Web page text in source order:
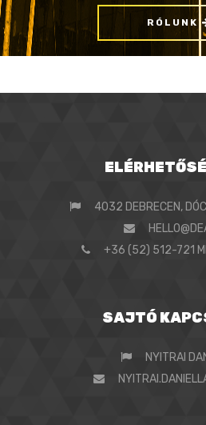
RÓLUNK
4032 DEBRECEN,
+36 (52) 512-721
SAJTÓ
NYITRAI